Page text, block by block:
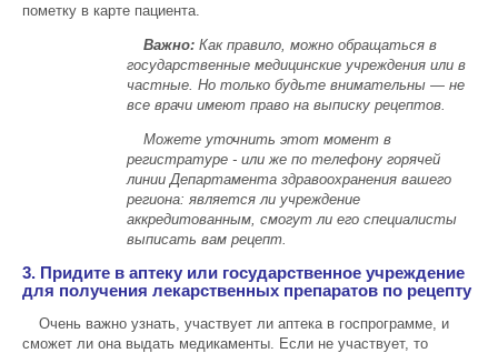
пометку в карте пациента.
Важно: Как правило, можно обращаться в
государственные медицинские учреждения или в
частные. Но только будьте внимательны — не
все врачи имеют право на выписку рецептов.
Можете уточнить этот момент в
регистратуре - или же по телефону горячей
линии Департамента здравоохранения вашего
региона: является ли учреждение
аккредитованным, смогут ли его специалисты
выписать вам рецепт.
3. Придите в аптеку или государственное учреждение
для получения лекарственных препаратов по рецепту
Очень важно узнать, участвует ли аптека в госпрограмме, и
сможет ли она выдать медикаменты. Если не участвует, то